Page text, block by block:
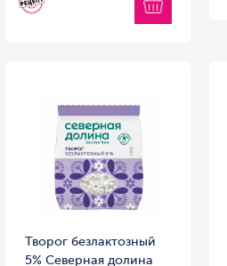
Творог безлактозный
5% Северная долина